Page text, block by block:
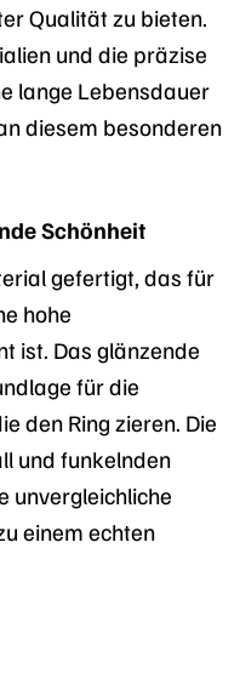
Qualität zu bieten.
und die präzise
lange Lebensdauer
diesem besonderen
Schönheit
gefertigt, das für
hohe
ist. Das glänzende
für die
den Ring zieren. Die
und funkelnden
unvergleichliche
einem echten